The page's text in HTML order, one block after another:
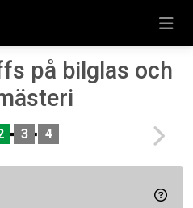
på bilglas och
3 4